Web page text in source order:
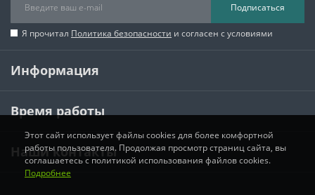
Подписаться
Я прочитал Политика безопасности и согласен с условиями
Информация
Время работы
Наши контакты
Этот сайт использует файлы cookies для более комфортной
работы пользователя. Продолжая просмотр страниц сайта, вы
соглашаетесь с политикой использования файлов cookies.
Подробнее